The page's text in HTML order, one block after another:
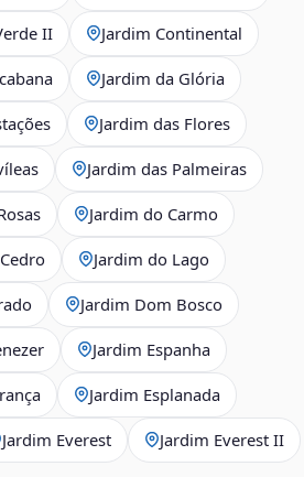
II Jardim Continental
Jardim da Glória
Jardim das Flores
Jardim das Palmeiras
Jardim do Carmo
Jardim do Lago
Jardim Dom Bosco
Jardim Espanha
Jardim Esplanada
Jardim Everest Jardim Everest II